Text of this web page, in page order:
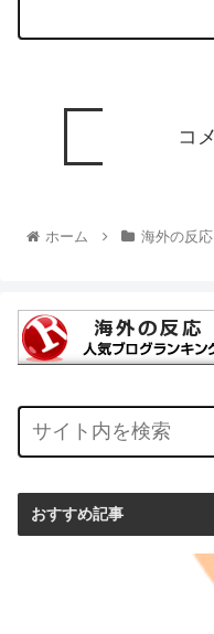
ホーム 海外の反応
おすすめ記事